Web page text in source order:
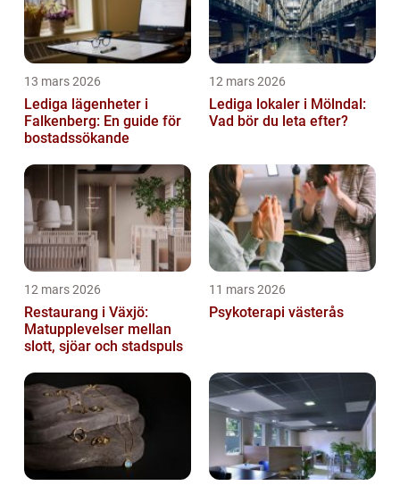
13 mars 2026
Lediga lägenheter i
Falkenberg: En guide för
bostadssökande
12 mars 2026
Lediga lokaler i Mölndal:
Vad bör du leta efter?
12 mars 2026
Restaurang i Växjö:
Matupplevelser mellan
slott, sjöar och stadspuls
11 mars 2026
Psykoterapi västerås